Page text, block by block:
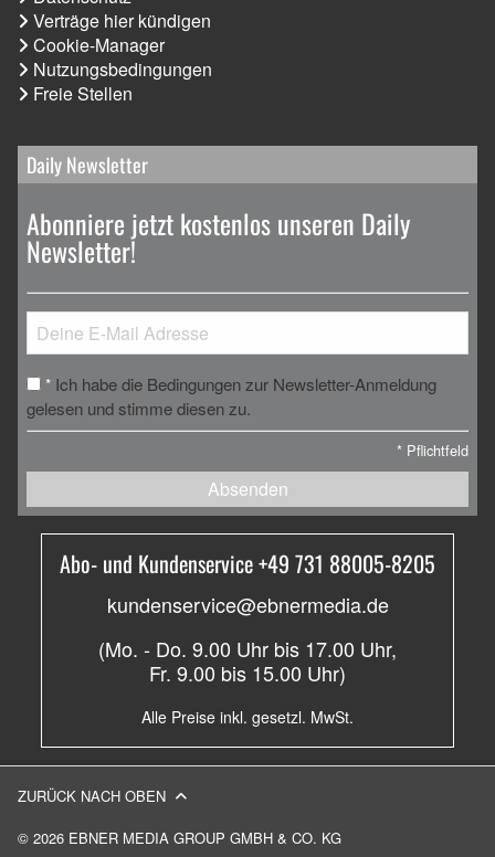
Verträge hier kündigen
Cookie-Manager
Nutzungsbedingungen
Freie Stellen
Daily Newsletter
Abonniere jetzt kostenlos unseren Daily
Newsletter!
* Ich habe die Bedingungen zur Newsletter-Anmeldung
gelesen und stimme diesen zu.
* Pflichtfeld
Absenden
Abo- und Kundenservice +49 731 88005-8205
kundenservice@ebnermedia.de
(Mo. - Do. 9.00 Uhr bis 17.00 Uhr,
Fr. 9.00 bis 15.00 Uhr)
Alle Preise inkl. gesetzl. MwSt.
© 2026 EBNER MEDIA GROUP GMBH & CO. KG
ZURÜCK NACH OBEN